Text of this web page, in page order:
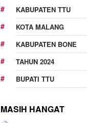
KABUPATEN TTU
KOTA MALANG
KABUPATEN BONE
TAHUN 2024
BUPATI TTU
MASIH HANGAT